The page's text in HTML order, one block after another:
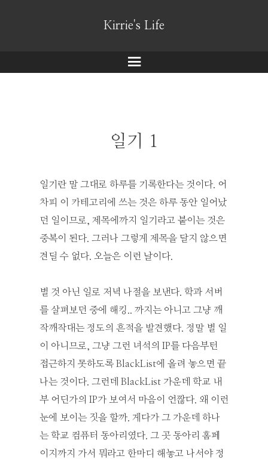
Kirrie's Life
메
일기 1
일기란 말 그대로 하루를 기록한다는 것이다. 어
차피 이 카테고리에 쓰는 것은 하루 동안 일어났
던 일이므로, 제목에까지 일기라고 붙이는 것은
중복이 된다. 그러나 그렇게 제목을 달지 않으면
견딜 수 없다. 오늘은 이런 날이다.
별 것 아닌 일로 저녁 나절을 보낸다. 학과 서버
를 살펴보던 중에 해킹.. 까지는 아니고 그냥 깨
작깨작대는 정도의 흔적을 발견했다. 정말 별 일
이 아니므로, 그냥 그런 녀석의 IP를 다음부턴
접근하지 못하도록 BlackList에 올려 놓으면 끝
나는 것이다. 그런데 BlackList 가운데 학교 내
부 어딘가의 IP가 보여서 마음이 언짢다. 왜 이런
눈에 보이는 짓을 할까. 게다가 그 가운데 하나
는 학교 컴퓨터 동아리였다. 그 곳 동아리 홈페
이지까지 가서 뭐라고 한마디 해놓고 나서야 정